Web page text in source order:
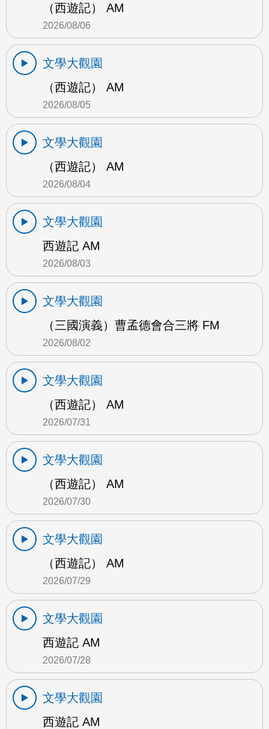
（西遊記） AM
2026/08/06
文學大觀園
（西遊記） AM
2026/08/05
文學大觀園
（西遊記） AM
2026/08/04
文學大觀園
西遊記 AM
2026/08/03
文學大觀園
（三國演義）曹孟德會合三將 FM
2026/08/02
文學大觀園
（西遊記） AM
2026/07/31
文學大觀園
（西遊記） AM
2026/07/30
文學大觀園
（西遊記） AM
2026/07/29
文學大觀園
西遊記 AM
2026/07/28
文學大觀園
西遊記 AM